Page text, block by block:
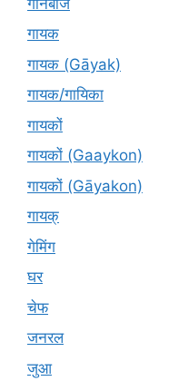
गायक
गायक (Gāyak)
गायक/गायिका
गायकों
गायकों (Gaaykon)
गायकों (Gāyakon)
गायक्
गेमिंग
घर
चेफ
जनरल
जुआ